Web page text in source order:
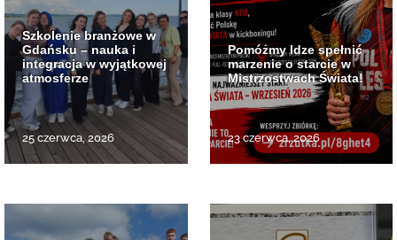
Szkolenie branżowe w
Gdańsku – nauka i
integracja w wyjątkowej
atmosferze
25 czerwca, 2026
Pomóżmy Idze spełnić
marzenie o starcie w
Mistrzostwach Świata!
23 czerwca, 2026